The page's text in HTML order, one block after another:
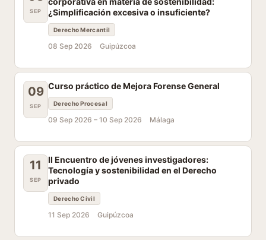
SEP
¿Simplificación excesiva o insuficiente?
Derecho Mercantil
08 Sep 2026 Guipúzcoa
09
SEP
Curso práctico de Mejora Forense General
Derecho Procesal
09 Sep 2026 – 10 Sep 2026 Málaga
11
SEP
II Encuentro de jóvenes investigadores:
Tecnología y sostenibilidad en el Derecho
privado
Derecho Civil
11 Sep 2026 Guipúzcoa